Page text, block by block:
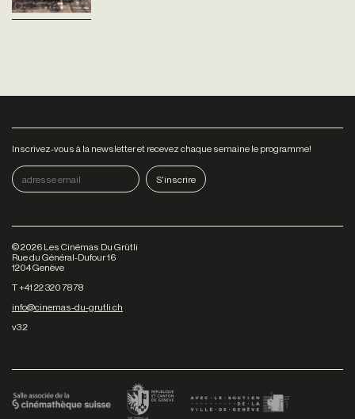
Inscrivez-vous à la newsletter et recevez chaque semaine le programme!
©2026 Les Cinémas Du Grütli
Rue du Général-Dufour 16
1204 Genève
T +41 22 320 78 78
info@cinemas-du-grutli.ch
v3.2